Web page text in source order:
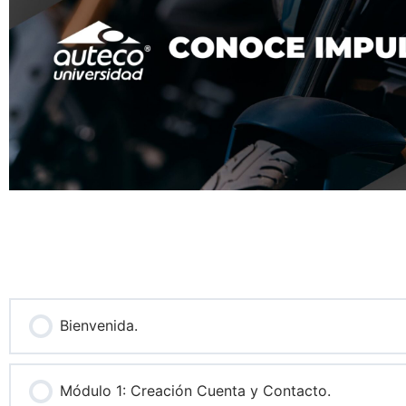
Bienvenida.
Módulo 1: Creación Cuenta y Contacto.